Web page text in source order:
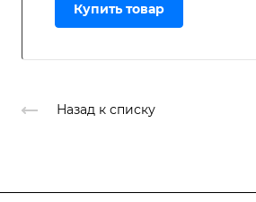
Купить товар
Назад к списку